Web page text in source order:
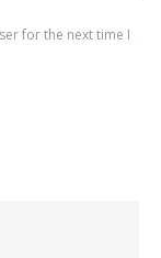
for the next time I